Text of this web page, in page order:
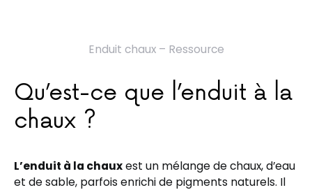
Enduit chaux – Ressource
Qu’est-ce que l’enduit à la
chaux ?
L’enduit à la chauxest un mélange de chaux, d’eau
et de sable, parfois enrichi de pigments naturels. Il